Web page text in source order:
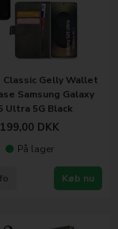
Classic Gelly Wallet
Samsung Galaxy
Ultra 5G Black
199,00 DKK
På lager
Køb nu